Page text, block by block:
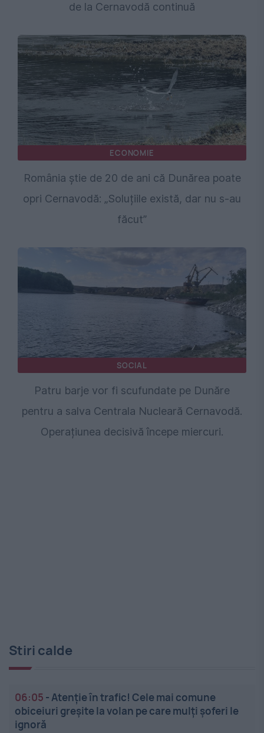
de la Cernavodă continuă
ECONOMIE
România știe de 20 de ani că Dunărea poate
opri Cernavodă: „Soluțiile există, dar nu s-au
făcut”
SOCIAL
Patru barje vor fi scufundate pe Dunăre
pentru a salva Centrala Nucleară Cernavodă.
Operațiunea decisivă începe miercuri.
Stiri calde
06:05 -Atenție în trafic! Cele mai comune
obiceiuri greșite la volan pe care mulți șoferi le
ignoră